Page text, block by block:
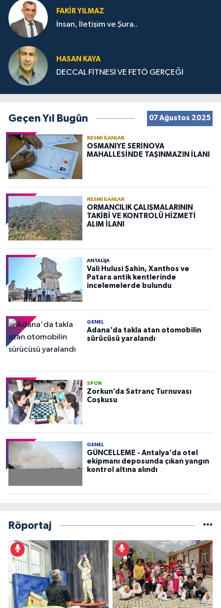
FAKIR YILMAZ
İnsan, İletişim ve Şura..
HASAN KAYA
DECCAL FİTNESİ VE FETÖ GERÇEĞİ
Geçen Yıl Bugün 07 Ağustos 2025
RESMI İLANLAR
OSMANİYE SERİNOVA
MAHALLESİNDE TAŞINMAZIN İLANI
RESMI İLANLAR
ORMANCILIK ÇALIŞMALARININ
TAKİBİ VE KONTROLÜ HİZMETİ
ALIM İLANI
ANTALIJA
Vali Hulusi Şahin, Xanthos ve
Patara antik kentlerinde
incelemelerde bulundu
GENEL
Adana'da takla atan otomobilin
sürücüsü yaralandı
SPOR
Zorkun’da Satranç Turnuvası
Coşkusu
GENEL
GÜNCELLEME - Antalya'da otel
ekipmanı deposunda çıkan yangın
kontrol altına alındı
Röportaj